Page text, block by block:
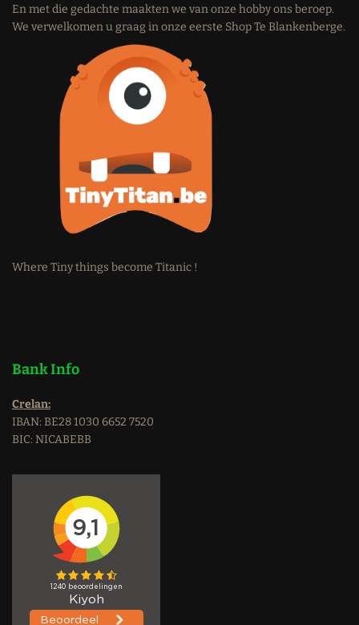
En met die gedachte maakten we van onze hobby ons beroep.
We verwelkomen u graag in onze eerste Shop Te Blankenberge.
Where Tiny things become Titanic !
Bank Info
Crelan:
IBAN: BE28 1030 6652 7520
BIC: NICABEBB